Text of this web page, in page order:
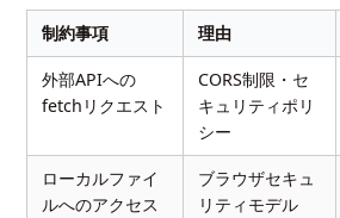
制約事項 理由
外部APIへの
fetchリクエスト
CORS制限・セ
キュリティポリ
シー
ローカルファイ
ルへのアクセス
ブラウザセキュ
リティモデル